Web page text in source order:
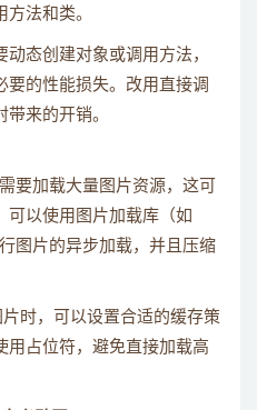
法和类。
动态创建对象或调用方法，
要的性能损失。改用直接调
来的开销。
要加载大量图片资源，这可
可以使用图片加载库（如
图片的异步加载，并且压缩
时，可以设置合适的缓存策
用占位符，避免直接加载高